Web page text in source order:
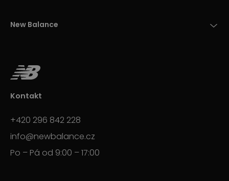
New Balance
Kontakt
+420 296 842 228
info@newbalance.cz
Po – Pá od 9:00 – 17:00